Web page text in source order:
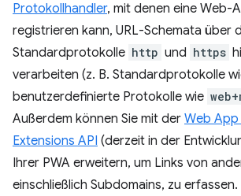
Protokollhandler, mit denen eine Web-
registrieren kann, URL-Schemata über
Standardprotokolle http und https
verarbeiten (z. B. Standardprotokolle
benutzerdefinierte Protokolle wie
Außerdem können Sie mit der Web
Extensions API (derzeit in der
Ihrer PWA erweitern, um Links von
einschließlich Subdomains, zu